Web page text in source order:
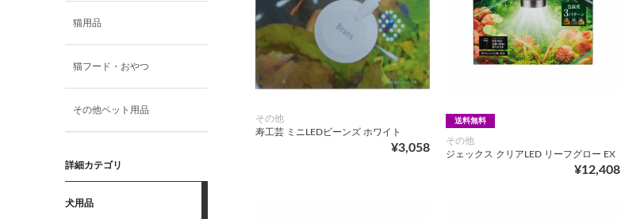
猫用品
猫フード・おやつ
その他ペット用品
詳細カテゴリ
犬用品
その他
寿工芸 ミニLEDビーンズ ホワイト
¥3,058
送料無料
その他
ジェックス クリアLED リーフグロー EX
¥12,408